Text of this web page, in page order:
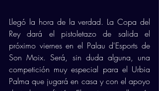
Llegó la hora de la verdad. La Copa del
Rey dará el pistoletazo de salida el
próximo viernes en el Palau d'Esports de
Son Moix. Será, sin duda alguna, una
competición muy especial para el Urbia
Palma que jugará en casa y con el apoyo